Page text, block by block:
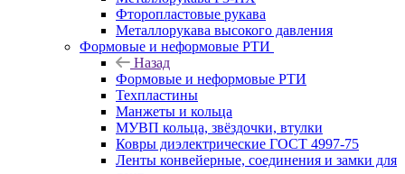
Фторопластовые рукава
Металлорукава высокого давления
Формовые и неформовые РТИ
Назад
Формовые и неформовые РТИ
Техпластины
Манжеты и кольца
МУВП кольца, звёздочки, втулки
Ковры диэлектрические ГОСТ 4997-75
Ленты конвейерные, соединения и замки для